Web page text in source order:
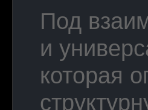
Под
и
которая